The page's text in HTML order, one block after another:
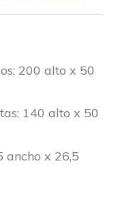
200 alto x 50
140 alto x 50
ancho x 26,5